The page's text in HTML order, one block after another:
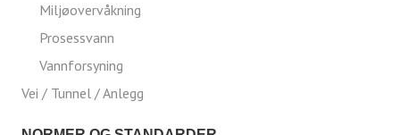
Miljøovervåkning
Prosessvann
Vannforsyning
Vei / Tunnel / Anlegg